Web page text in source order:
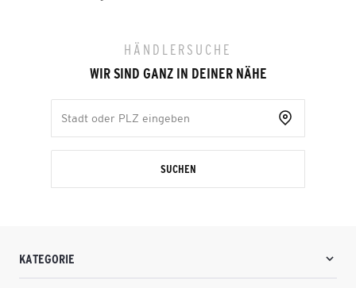
HÄNDLERSUCHE
WIR SIND GANZ IN DEINER NÄHE
SUCHEN
KATEGORIE